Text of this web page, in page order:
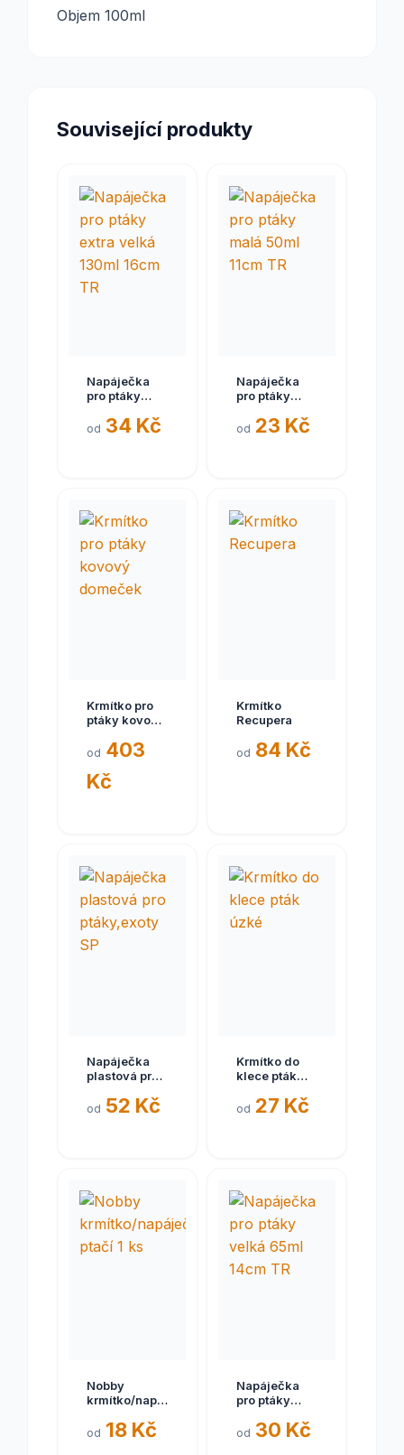
Objem 100ml
Související produkty
Napáječka
pro ptáky
130ml 16cm
od 34 Kč
Napáječka
pro ptáky
11cm TR
od 23 Kč
Krmítko pro
ptáky kovový
od 403
Kč
Krmítko
Recupera
od 84 Kč
Napáječka
plastová pro
SP
od 52 Kč
Krmítko do
klece pták
od 27 Kč
Nobby
krmítko/napáječka
od 18 Kč
Napáječka
pro ptáky
14cm TR
od 30 Kč